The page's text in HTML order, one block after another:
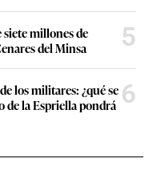
millones de
del Minsa
5
los militares: ¿qué se
de la Espriella pondrá 6